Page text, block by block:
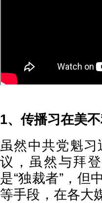
1、传播习在美
虽然中共党魁
议，虽然与拜
是“独裁者”，但
等手段，在各大